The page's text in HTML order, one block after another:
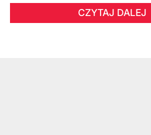
CZYTAJ DALEJ